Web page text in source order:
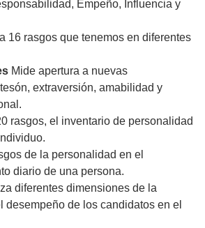
Empeño, Influencia y
16 rasgos que tenemos en diferentes
Mide apertura a nuevas
extraversión, amabilidad y
rasgos, el inventario de personalidad
de la personalidad en el
diario de una persona.
diferentes dimensiones de la
desempeño de los candidatos en el